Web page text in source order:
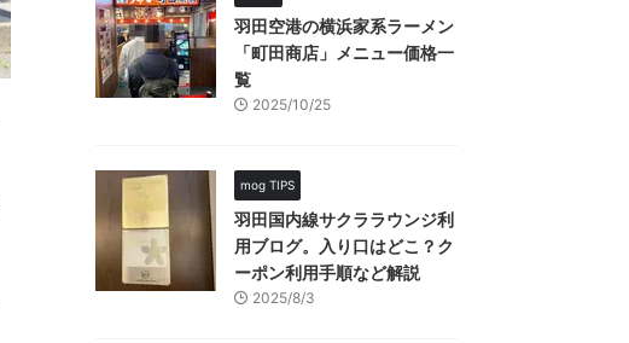
羽田空港の横浜家系ラーメン
「町田商店」メニュー価格一
覧
2025/10/25
mog TIPS
羽田国内線サクララウンジ利
用ブログ。入り口はどこ？ク
ーポン利用手順など解説
2025/8/3